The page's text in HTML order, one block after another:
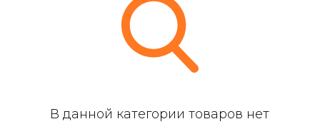
В данной категории товаров нет